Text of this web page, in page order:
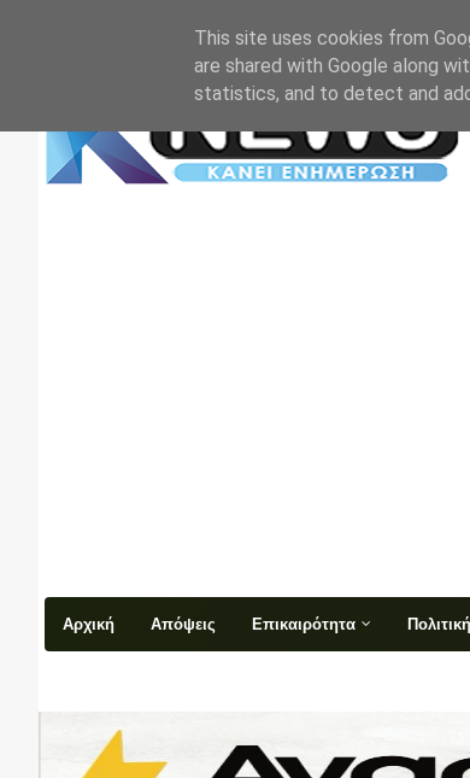
Αρχική Απόψεις Επικαιρότητα Πολιτική
This site uses cookies from
are shared with Google along
statistics, and to detect and